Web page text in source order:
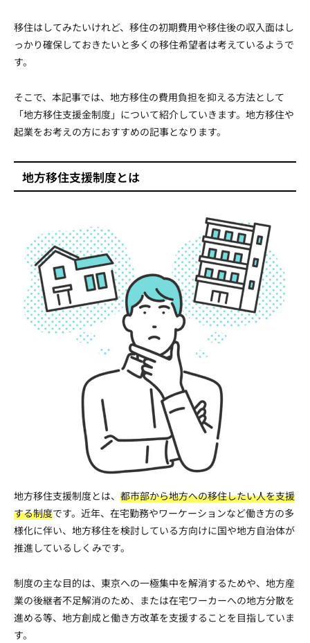
移住はしてみたいけれど、移住の初期費用や移住後の収入面はし
っかり確保しておきたいと多くの移住希望者は考えているようで
す。
そこで、本記事では、地方移住の費用負担を抑える方法として
「地方移住支援金制度」について紹介していきます。地方移住や
起業をお考えの方におすすめの記事となります。
地方移住支援制度とは
地方移住支援制度とは、 都市部から地方への移住したい人を支援
する制度です。近年、在宅勤務やワーケーションなど働き方の多
様化に伴い、地方移住を検討している方向けに国や地方自治体が
推進しているしくみです。
制度の主な目的は、東京への一極集中を解消するためや、地方産
業の後継者不足解消のため、または在宅ワーカーへの地方分散を
進める等、地方創成と働き方改革を支援することを目指していま
す。